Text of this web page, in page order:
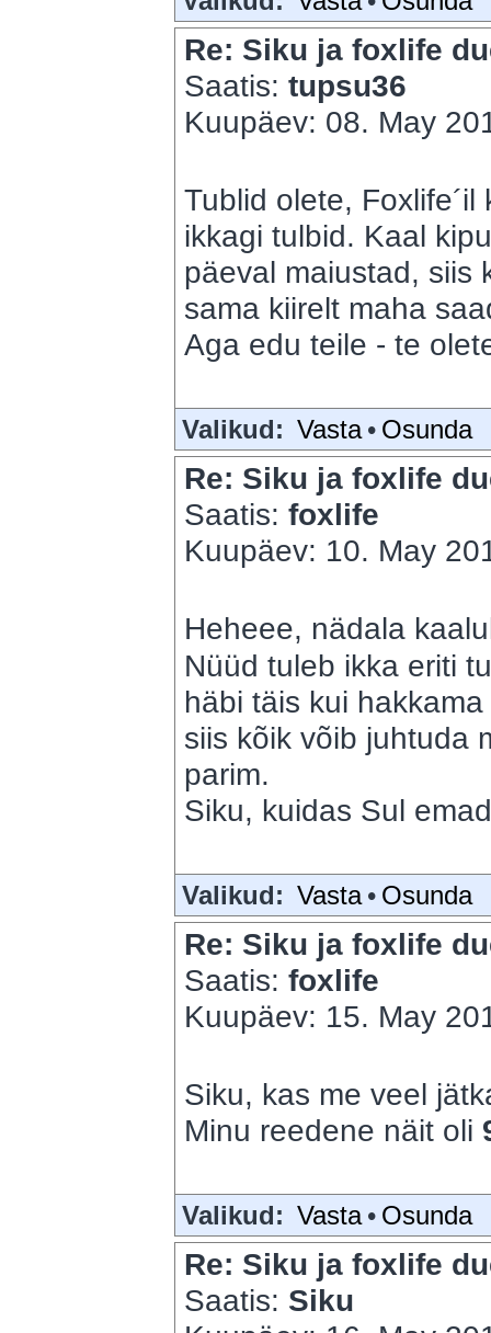
Re: Siku ja foxlife
Saatis: tupsu36
Kuupäev: 08. May
Tublid olete,
ikkagi tulbid. Kaal
päeval maiustad, siis
sama kiirelt maha
Aga edu teile - te
Valikud: Vasta • Osunda
Re: Siku ja foxlife
Saatis: foxlife
Kuupäev: 10. May
Heheee, nädala
Nüüd tuleb ikka eriti
häbi täis kui
siis kõik võib juhtuda
parim.
Siku, kuidas Sul
Valikud: Vasta • Osunda
Re: Siku ja foxlife
Saatis: foxlife
Kuupäev: 15. May
Siku, kas me veel
Minu reedene näit oli
Valikud: Vasta • Osunda
Re: Siku ja foxlife
Saatis: Siku